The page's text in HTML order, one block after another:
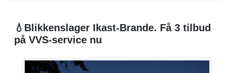
💧Blikkenslager Ikast-Brande. Få 3 tilbud
på VVS-service nu